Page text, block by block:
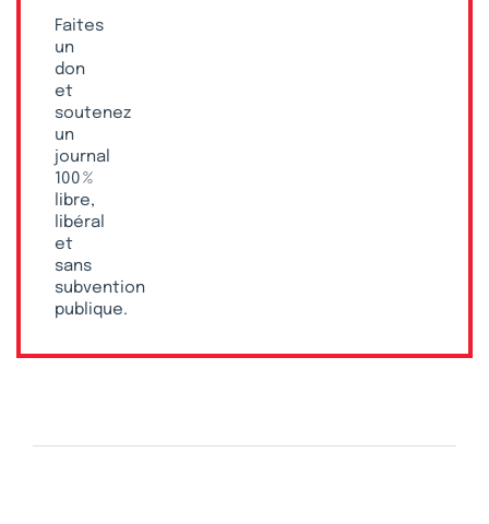
Faites
un
don
et
soutenez
un
journal
100 %
libre,
libéral
et
sans
subvention
publique.